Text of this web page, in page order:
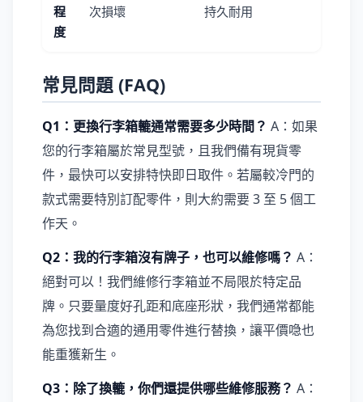
程
度
次損壞
持久耐用
常見問題 (FAQ)
Q1：更換行李箱轆通常需要多少時間？ A：如果
您的行李箱屬於常見型號，且我們備有現貨零
件，最快可以安排特快即日取件。若屬較冷門的
款式需要特別訂配零件，則大約需要 3 至 5 個工
作天。
Q2：我的行李箱沒有牌子，也可以維修嗎？ A：
絕對可以！我們維修行李箱並不局限於特定品
牌。只要量度好孔距和底座形狀，我們通常都能
為您找到合適的通用零件進行替換，讓平價喼也
能重獲新生。
Q3：除了換轆，你們還提供哪些維修服務？ A：